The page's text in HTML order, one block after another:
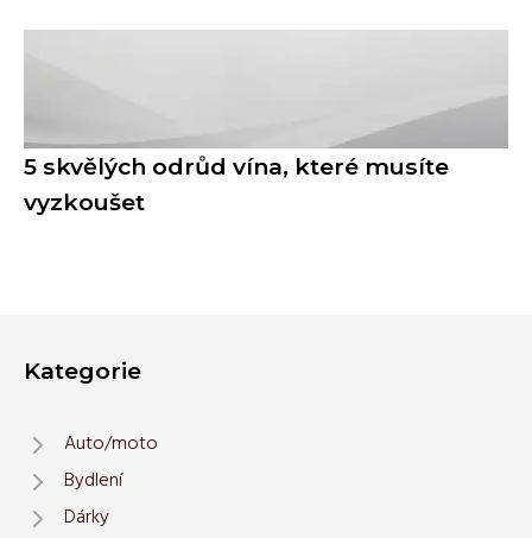
5 skvělých odrůd vína, které musíte
vyzkoušet
Kategorie
Auto/moto
Bydlení
Dárky